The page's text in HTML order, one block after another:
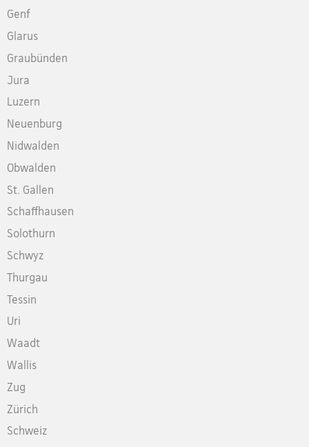
Genf
Glarus
Graubünden
Jura
Luzern
Neuenburg
Nidwalden
Obwalden
St. Gallen
Schaffhausen
Solothurn
Schwyz
Thurgau
Tessin
Uri
Waadt
Wallis
Zug
Zürich
Schweiz